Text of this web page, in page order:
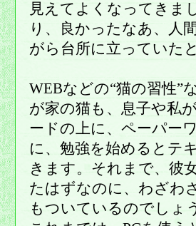
見えてよくなってきま
り、良かったなあ、人
がら台所に立っていた
WEBなどの“猫の習性”
が家の猫も、息子や私
ードの上に、ペーパー
に、勉強を始めるとテ
きます。それまで、彼
たはずなのに、わざわ
もついているのでしょ